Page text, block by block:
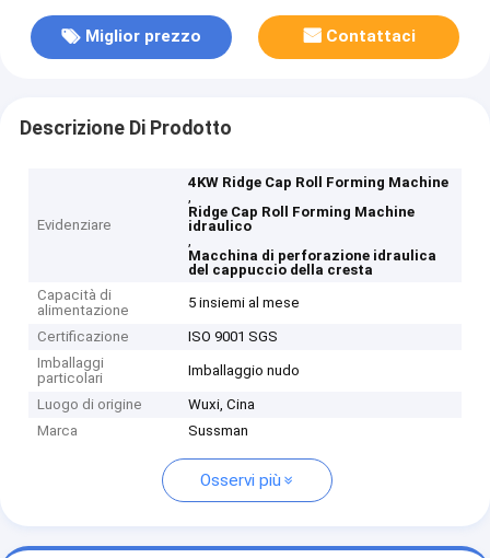
Miglior prezzo Contattaci
Descrizione Di Prodotto
Evidenziare
4KW Ridge Cap Roll Forming Machine
,
Ridge Cap Roll Forming Machine
idraulico
,
Macchina di perforazione idraulica
del cappuccio della cresta
Capacità di
alimentazione
5 insiemi al mese
Certificazione
ISO 9001 SGS
Imballaggi
particolari
Imballaggio nudo
Luogo di origine
Wuxi, Cina
Marca
Sussman
Osservi più